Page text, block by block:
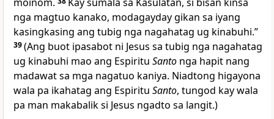
nga magtuo kanako, modagayday gikan sa iyang
kasingkasing ang tubig nga nagahatag ug kinabuhi.”
39(Ang buot ipasabot ni Jesus sa tubig nga nagahatag
ug kinabuhi mao ang Espiritu Santo nga hapit nang
madawat sa mga nagatuo kaniya. Niadtong higayona
wala pa ikahatag ang Espiritu Santo, tungod kay wala
pa man makabalik si Jesus ngadto sa langit.)